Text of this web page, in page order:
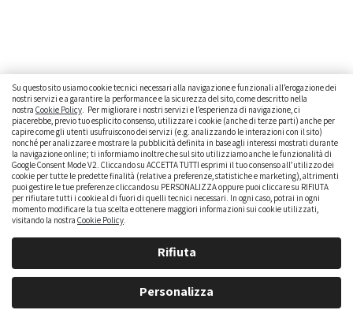
Su questo sito usiamo cookie tecnici necessari alla navigazione e funzionali all’erogazione dei
nostri servizi e a garantire la performance e la sicurezza del sito, come descritto nella
nostra Cookie Policy. Per migliorare i nostri servizi e l’esperienza di navigazione, ci
piacerebbe, previo tuo esplicito consenso, utilizzare i cookie (anche di terze parti) anche per
capire come gli utenti usufruiscono dei servizi (e.g. analizzando le interazioni con il sito)
nonché per analizzare e mostrare la pubblicità definita in base agli interessi mostrati durante
la navigazione online; ti informiamo inoltre che sul sito utilizziamo anche le funzionalità di
Google Consent Mode V2. Cliccando su ACCETTA TUTTI esprimi il tuo consenso all’utilizzo dei
cookie per tutte le predette finalità (relative a preferenze, statistiche e marketing), altrimenti
puoi gestire le tue preferenze cliccando su PERSONALIZZA oppure puoi cliccare su RIFIUTA
per rifiutare tutti i cookie al di fuori di quelli tecnici necessari. In ogni caso, potrai in ogni
momento modificare la tua scelta e ottenere maggiori informazioni sui cookie utilizzati,
visitando la nostra Cookie Policy.
Rifiuta
Personalizza
CAMBIARE AUTO
GUIDA ALL’ACQUISTO
GUIDE PRATICHE
CURIOSITÀ
DATI ALLA MANO
DICE LA LEGGE
PARLIAMO DI NOI